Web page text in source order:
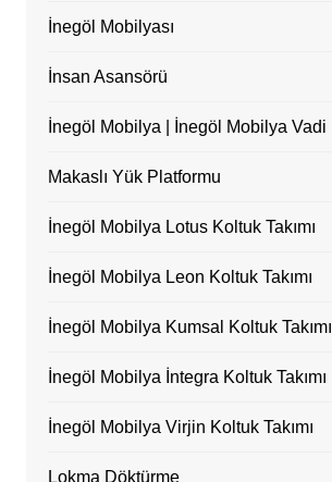
İnegöl Mobilyası
İnsan Asansörü
İnegöl Mobilya | İnegöl Mobilya Vadi
Makaslı Yük Platformu
İnegöl Mobilya Lotus Koltuk Takımı
İnegöl Mobilya Leon Koltuk Takımı
İnegöl Mobilya Kumsal Koltuk Takımı
İnegöl Mobilya İntegra Koltuk Takımı
İnegöl Mobilya Virjin Koltuk Takımı
Lokma Döktürme